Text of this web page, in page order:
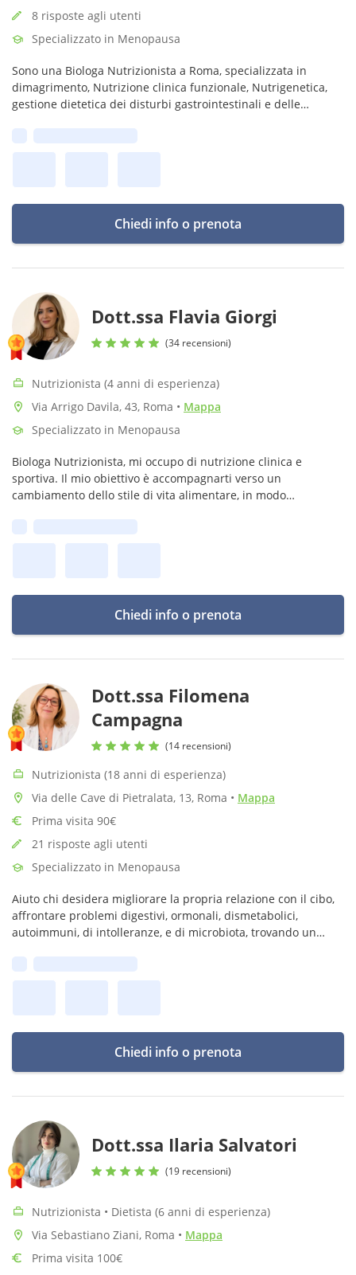
8 risposte agli utenti
Specializzato in Menopausa
Sono una Biologa Nutrizionista a Roma, specializzata in
dimagrimento, Nutrizione clinica funzionale, Nutrigenetica,
gestione dietetica dei disturbi gastrointestinali e delle
Chiedi info o prenota
Dott.ssa Flavia Giorgi
(34 recensioni)
Nutrizionista (4 anni di esperienza)
Via Arrigo Davila, 43, Roma • Mappa
Specializzato in Menopausa
Biologa Nutrizionista, mi occupo di nutrizione clinica e
sportiva. Il mio obiettivo è accompagnarti verso un
cambiamento dello stile di vita alimentare, in modo
Chiedi info o prenota
Dott.ssa Filomena
Campagna
(14 recensioni)
Nutrizionista (18 anni di esperienza)
Via delle Cave di Pietralata, 13, Roma • Mappa
Prima visita 90€
21 risposte agli utenti
Specializzato in Menopausa
Aiuto chi desidera migliorare la propria relazione con il cibo,
affrontare problemi digestivi, ormonali, dismetabolici,
autoimmuni, di intolleranze, e di microbiota, trovando un
Chiedi info o prenota
Dott.ssa Ilaria Salvatori
(19 recensioni)
Nutrizionista • Dietista (6 anni di esperienza)
Via Sebastiano Ziani, Roma • Mappa
Prima visita 100€